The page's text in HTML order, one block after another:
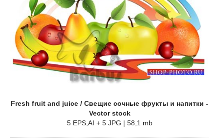
Fresh fruit and juice / Свещие сочные фрукты и напитки -
Vector stock
5 EPS,AI + 5 JPG | 58,1 mb